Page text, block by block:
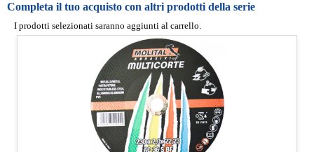
Completa il tuo acquisto con altri prodotti della serie
I prodotti selezionati saranno aggiunti al carrello.